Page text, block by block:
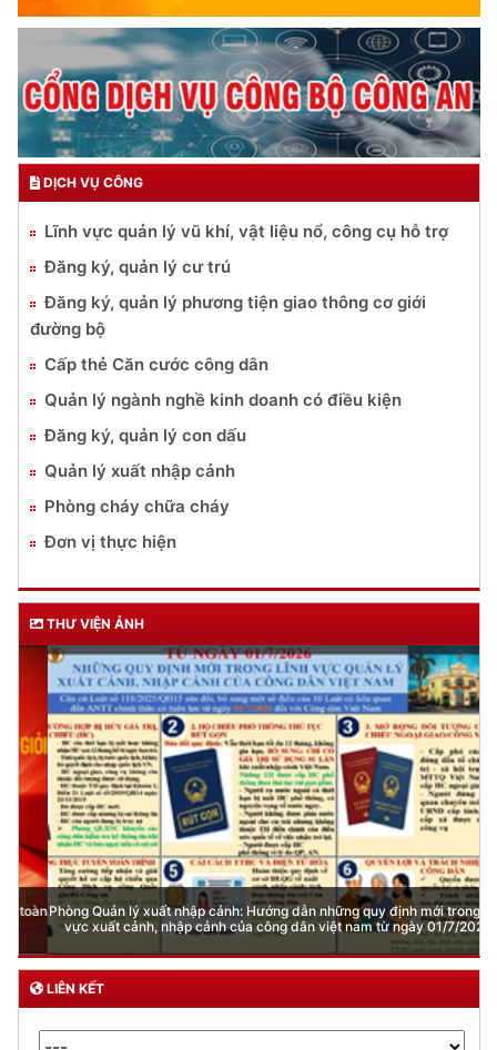
DỊCH VỤ CÔNG
Lĩnh vực quản lý vũ khí, vật liệu nổ, công cụ hỗ trợ
Đăng ký, quản lý cư trú
Đăng ký, quản lý phương tiện giao thông cơ giới
đường bộ
Cấp thẻ Căn cước công dân
Quản lý ngành nghề kinh doanh có điều kiện
Đăng ký, quản lý con dấu
Quản lý xuất nhập cảnh
Phòng cháy chữa cháy
Đơn vị thực hiện
THƯ VIỆN ẢNH
Phòng Quản lý xuất nhập cảnh: Hướng dẫn những quy định mới trong lĩnh
vực xuất cảnh, nhập cảnh của công dân việt nam từ ngày 01/7/2026
LIÊN KẾT